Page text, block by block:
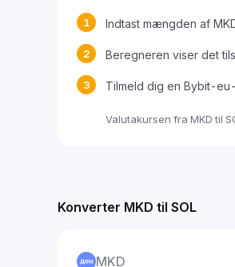
1 Indtast mængden af
2 Beregneren viser det
3 Tilmeld dig en Bybit-
Valutakursen fra MKD til
Konverter MKD til SOL
MKD